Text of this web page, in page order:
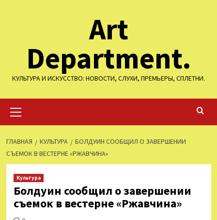
Art
Department.
КУЛЬТУРА И ИСКУССТВО: НОВОСТИ, СЛУХИ, ПРЕМЬЕРЫ, СПЛЕТНИ.
меню
ГЛАВНАЯ КУЛЬТУРА
БОЛДУИН СООБЩИЛ О ЗАВЕРШЕНИИ
СЪЕМОК В ВЕСТЕРНЕ «РЖАВЧИНА»
Культура
Болдуин сообщил о завершении
съемок в вестерне «Ржавчина»